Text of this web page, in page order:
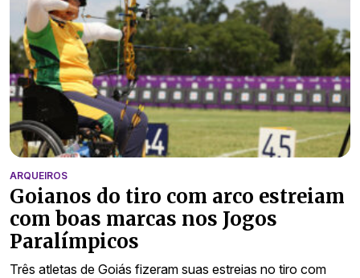
ARQUEIROS
Goianos do tiro com arco estreiam
com boas marcas nos Jogos
Paralímpicos
Três atletas de Goiás fizeram suas estreias no tiro com